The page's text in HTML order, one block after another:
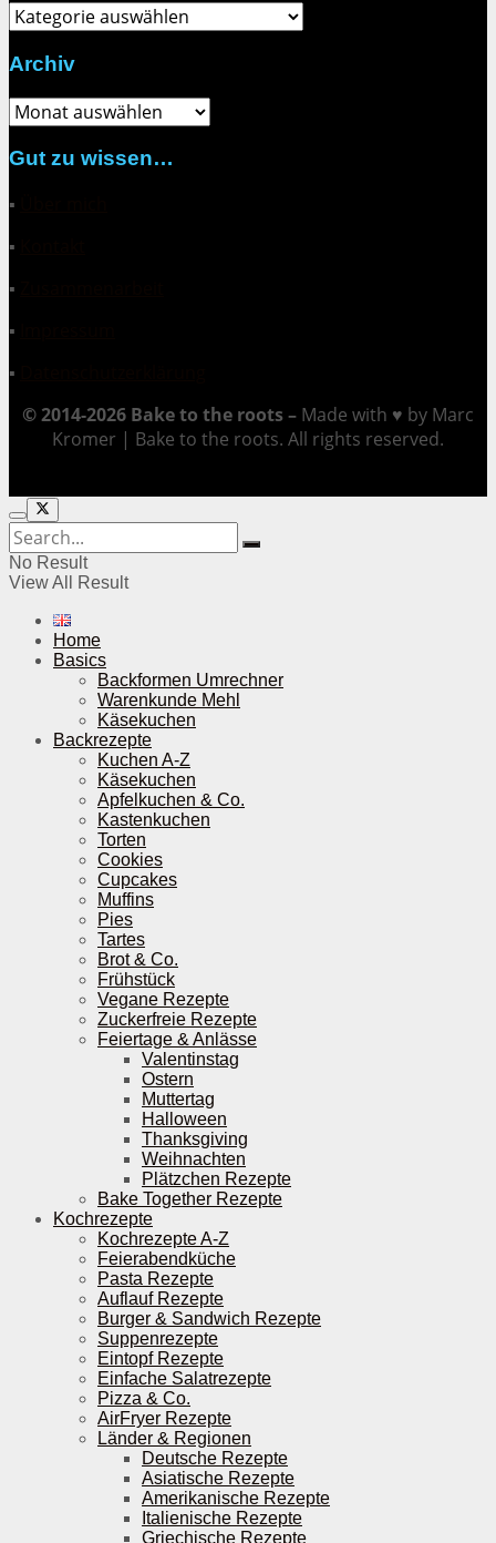
Category
Archiv
Archiv
Gut zu wissen…
▪
▪
▪
▪
▪
© 2014-2026 Bake to the roots – Made with ♥ by Marc
Kromer | Bake to the roots. All rights reserved.
No Result
View All Result
Home
Basics
Backformen Umrechner
Warenkunde Mehl
Käsekuchen
Backrezepte
Kuchen A-Z
Käsekuchen
Apfelkuchen & Co.
Kastenkuchen
Torten
Cookies
Cupcakes
Muffins
Pies
Tartes
Brot & Co.
Frühstück
Vegane Rezepte
Zuckerfreie Rezepte
Feiertage & Anlässe
Valentinstag
Ostern
Muttertag
Halloween
Thanksgiving
Weihnachten
Plätzchen Rezepte
Bake Together Rezepte
Kochrezepte
Kochrezepte A-Z
Feierabendküche
Pasta Rezepte
Auflauf Rezepte
Burger & Sandwich Rezepte
Suppenrezepte
Eintopf Rezepte
Einfache Salatrezepte
Pizza & Co.
AirFryer Rezepte
Länder & Regionen
Deutsche Rezepte
Asiatische Rezepte
Amerikanische Rezepte
Italienische Rezepte
Griechische Rezepte